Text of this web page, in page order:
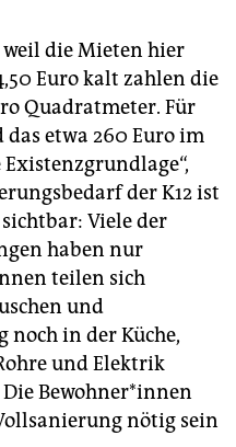
weil die Mieten hier
Euro kalt zahlen die
Quadratmeter. Für
etwa 260 Euro im
der K12 ist
Viele der
haben nur
teilen sich
und
noch in der Küche,
und Elektrik
Be­woh­ne­r*in­nen
nötig sein